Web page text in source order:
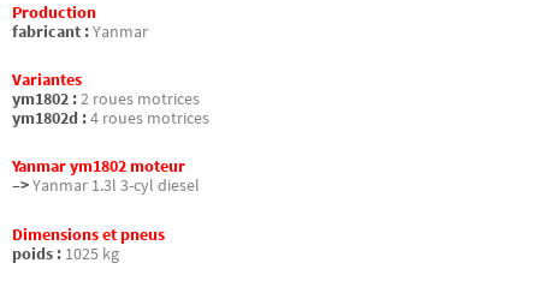
Production
fabricant :Yanmar
Variantes
ym1802 :2 roues motrices
ym1802d :4 roues motrices
Yanmar ym1802 moteur
–>Yanmar 1.3l 3-cyl diesel
Dimensions et pneus
poids : 1025 kg